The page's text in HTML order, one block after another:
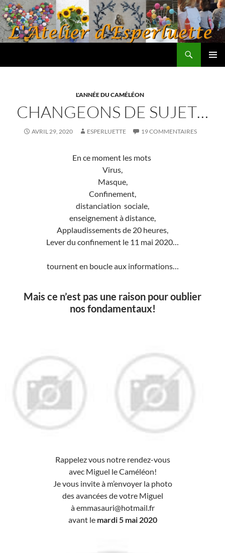
Aller
au
contenu
L'ANNÉE DU CAMÉLÉON
CHANGEONS DE SUJET…
AVRIL 29, 2020 ESPERLUETTE 19 COMMENTAIRES
En ce moment les mots
Virus,
Masque,
Confinement,
distanciation sociale,
enseignement à distance,
Applaudissements de 20 heures,
Lever du confinement le 11 mai 2020…
tournent en boucle aux informations…
Mais ce n’est pas une raison pour oublier
nos fondamentaux!
Rappelez vous notre rendez-vous
avec Miguel le Caméléon!
Je vous invite à m’envoyer la photo
des avancées de votre Miguel
à emmasauri@hotmail.fr
avant le mardi 5 mai 2020